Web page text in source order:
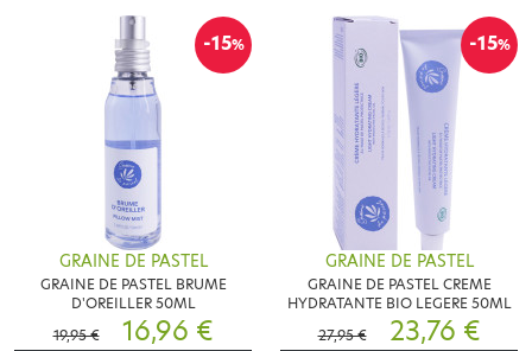
-15%
GRAINE DE PASTEL
GRAINE DE PASTEL BRUME
D'OREILLER 50ML
19,95 €
16,96 €
-15%
GRAINE DE PASTEL
GRAINE DE PASTEL CREME
HYDRATANTE BIO LEGERE 50ML
27,95 €
23,76 €